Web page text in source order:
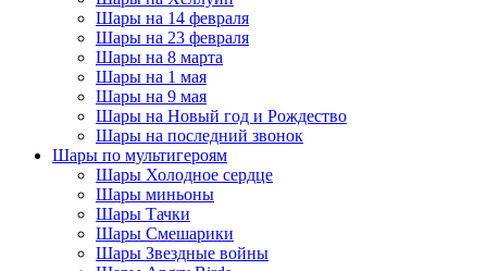
Шары на 14 февраля
Шары на 23 февраля
Шары на 8 марта
Шары на 1 мая
Шары на 9 мая
Шары на Новый год и Рождество
Шары на последний звонок
Шары по мультигероям
Шары Холодное сердце
Шары миньоны
Шары Тачки
Шары Смешарики
Шары Звездные войны